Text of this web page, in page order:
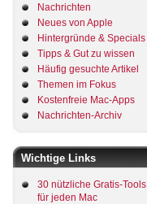
Nachrichten
Neues von Apple
Hintergründe & Specials
Tipps & Gut zu wissen
Häufig gesuchte Artikel
Themen im Fokus
Kostenfreie Mac-Apps
Nachrichten-Archiv
Wichtige Links
30 nützliche Gratis-Tools
für jeden Mac